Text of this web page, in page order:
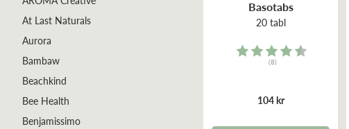
At Last Naturals
Aurora
Bambaw
Beachkind
Bee Health
Benjamissimo
Basotabs
20 tabl
Rating:
(8)
104 kr